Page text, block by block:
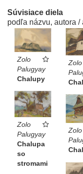
Súvisiace diela
podľa názvu, autora /
Zolo
Palugyay
Chalupy
Zolo
Zolo
Palugyay
Chalupa
so
stromami
Zolo